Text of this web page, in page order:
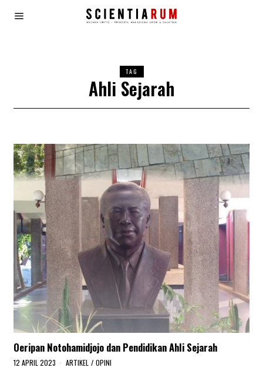
TAG
Ahli Sejarah
Oeripan Notohamidjojo dan Pendidikan Ahli Sejarah
12 APRIL 2023 ARTIKEL / OPINI